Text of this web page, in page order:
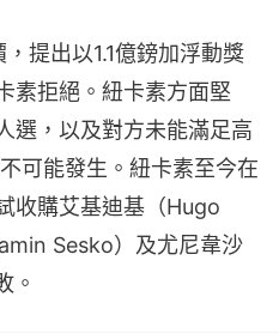
提出以1.1億鎊加浮動獎
素拒絕。紐卡素方面堅
選，以及對方未能滿足高
可能發生。紐卡素至今在
收購艾基迪基（Hugo
Sesko）及尤尼韋沙
。